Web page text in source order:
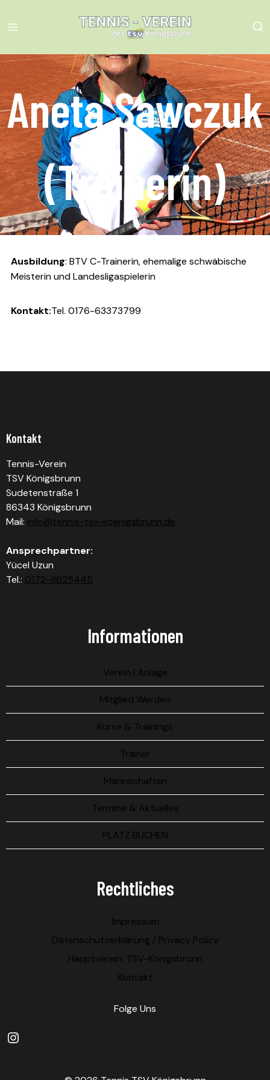
to
Aneta Sawczuk
(Trainerin)
Ausbildung: BTV C-Trainerin, ehemalige schwäbische
Meisterin und Landesligaspielerin
Kontakt:Tel. 0176-63373799
Kontakt
Tennis-Verein
TSV Königsbrunn
Sudetenstraße 1
86343 Königsbrunn
Mail: info@tennis-tsv-koenigsbrunn.de
Ansprechpartner:
Yücel Uzun
Tel.: 0172-8625445
Informationen
Verein | Anlage
Mitglied Werden
Kurse & Trainings
Trainer
Mannschaften
Termine & Aktuelles
PLATZ BUCHEN
Rechtliches
Impressum
Datenschutzerklärung / Privacy Policy
Hauptverein: TSV-Königsbrunn
Kontakt
Folge Uns
Instagram